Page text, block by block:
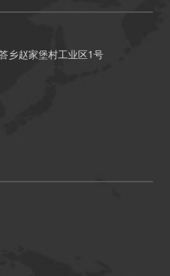
乡赵家堡村工业区1号